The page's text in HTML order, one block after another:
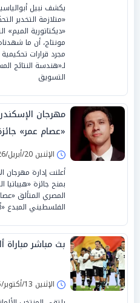
يكشف نبيل
«متلازمة التخدير
«ديكتاتورية
مونتاج، أن ما
مجرد قرارات
لـ«هندسة النتائج
التسويق
مهرجان
«عصام عمر»
الإثنين 20/أبريل/2026 - 05:08 م
أعلنت إدارة مهرجان
بمنح جائزة «هيباتيا
المصري المتألق
الفلسطيني المبدع
بث مباشر مباراة
الإثنين 13/أكتوبر/2025 - 10:26 م